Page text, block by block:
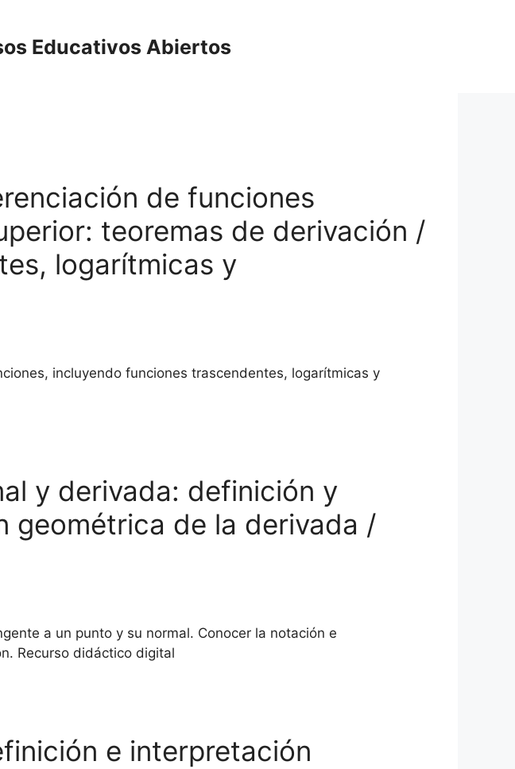
Educativos Abiertos
de funciones
teoremas de derivación /
logarítmicas y
incluyendo funciones trascendentes, logarítmicas y
y derivada: definición y
geométrica de la derivada /
a un punto y su normal. Conocer la notación e
Recurso didáctico digital
e interpretación